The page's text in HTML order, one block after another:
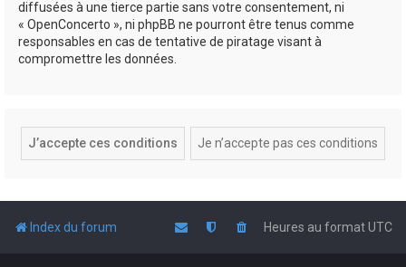
diffusées à une tierce partie sans votre consentement, ni
« OpenConcerto », ni phpBB ne pourront être tenus comme
responsables en cas de tentative de piratage visant à
compromettre les données.
Index du forum Heures au formatUTC